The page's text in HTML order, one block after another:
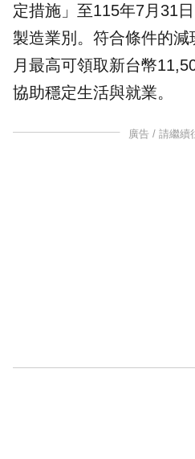
定措施 」至115年7月31
製造業別。符合條件的
月最高可領取新台幣
協助穩定生活與就業。
廣告 / 請繼續